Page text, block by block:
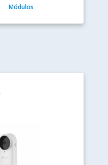
Módulos